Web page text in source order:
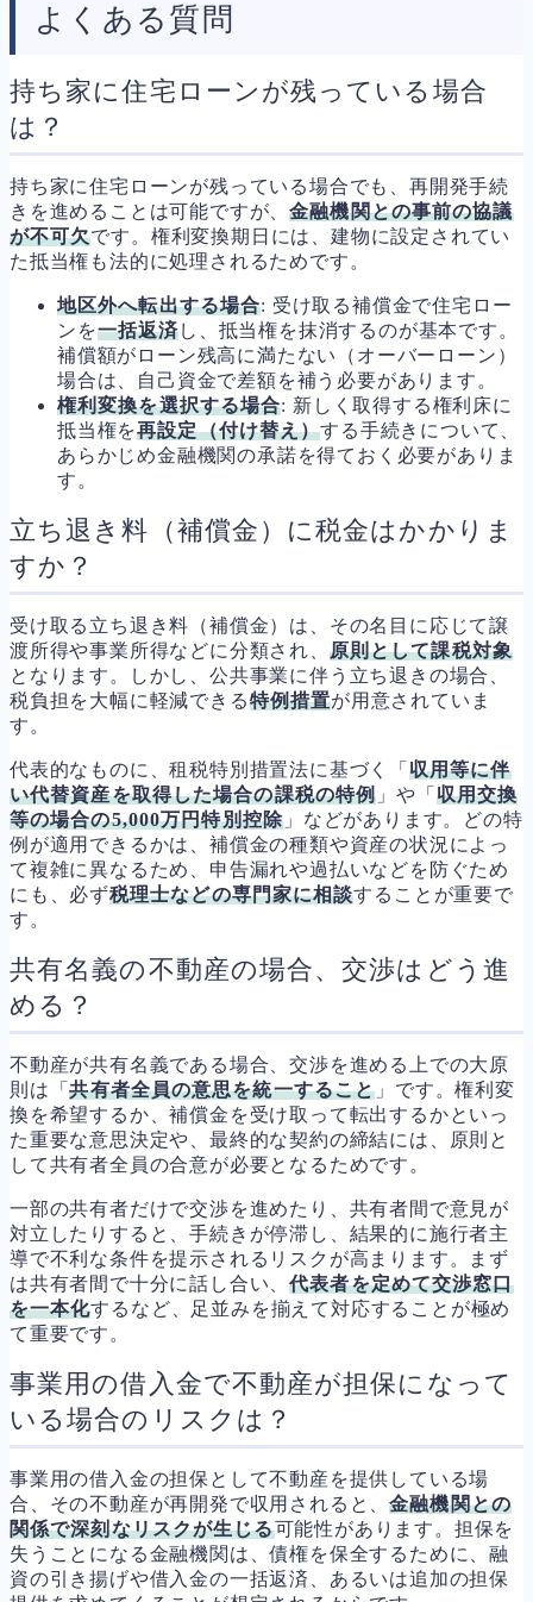
よくある質問
持ち家に住宅ローンが残っている場合
は？
持ち家に住宅ローンが残っている場合でも、再開発手続
きを進めることは可能ですが、金融機関との事前の協議
が不可欠です。権利変換期日には、建物に設定されてい
た抵当権も法的に処理されるためです。
地区外へ転出する場合: 受け取る補償金で住宅ロー
ンを一括返済し、抵当権を抹消するのが基本です。
補償額がローン残高に満たない（オーバーローン）
場合は、自己資金で差額を補う必要があります。
権利変換を選択する場合: 新しく取得する権利床に
抵当権を再設定（付け替え）する手続きについて、
あらかじめ金融機関の承諾を得ておく必要がありま
す。
立ち退き料（補償金）に税金はかかりま
すか？
受け取る立ち退き料（補償金）は、その名目に応じて譲
渡所得や事業所得などに分類され、 原則として課税対象
となります。しかし、公共事業に伴う立ち退きの場合、
税負担を大幅に軽減できる特例措置が用意されていま
す。
代表的なものに、租税特別措置法に基づく「 収用等に伴
い代替資産を取得した場合の課税の特例 」や「 収用交換
等の場合の5,000万円特別控除」などがあります。どの特
例が適用できるかは、補償金の種類や資産の状況によっ
て複雑に異なるため、申告漏れや過払いなどを防ぐため
にも、必ず税理士などの専門家に相談することが重要で
す。
共有名義の不動産の場合、交渉はどう進
める？
不動産が共有名義である場合、交渉を進める上での大原
則は「共有者全員の意思を統一すること 」です。権利変
換を希望するか、補償金を受け取って転出するかといっ
た重要な意思決定や、最終的な契約の締結には、原則と
して共有者全員の合意が必要となるためです。
一部の共有者だけで交渉を進めたり、共有者間で意見が
対立したりすると、手続きが停滞し、結果的に施行者主
導で不利な条件を提示されるリスクが高まります。まず
は共有者間で十分に話し合い、代表者を定めて交渉窓口
を一本化するなど、足並みを揃えて対応することが極め
て重要です。
事業用の借入金で不動産が担保になって
いる場合のリスクは？
事業用の借入金の担保として不動産を提供している場
合、その不動産が再開発で収用されると、金融機関との
関係で深刻なリスクが生じる可能性があります。担保を
失うことになる金融機関は、債権を保全するために、融
資の引き揚げや借入金の一括返済、あるいは追加の担保